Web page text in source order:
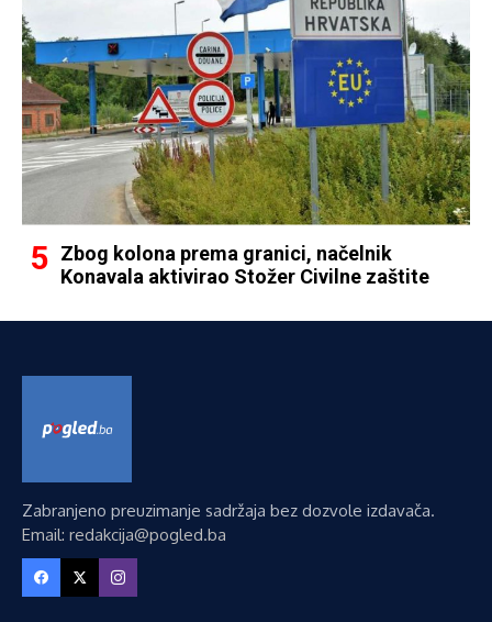
Zbog kolona prema granici, načelnik
Konavala aktivirao Stožer Civilne zaštite
Zabranjeno preuzimanje sadržaja bez dozvole izdavača.
Email: redakcija@pogled.ba